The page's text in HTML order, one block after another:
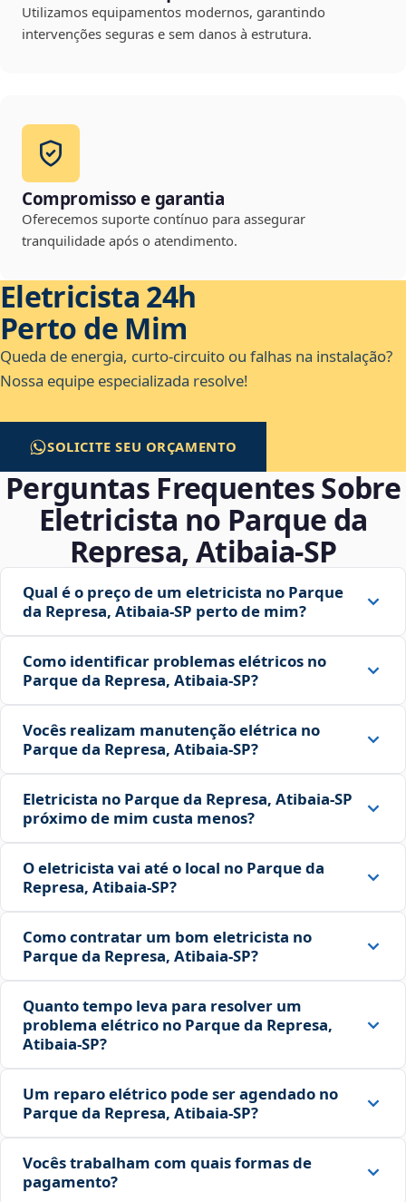
Utilizamos equipamentos modernos, garantindo
intervenções seguras e sem danos à estrutura.
Compromisso e garantia
Oferecemos suporte contínuo para assegurar
tranquilidade após o atendimento.
Eletricista 24h
Perto de Mim
Queda de energia, curto-circuito ou falhas na instalação?
Nossa equipe especializada resolve!
SOLICITE SEU ORÇAMENTO
Perguntas Frequentes Sobre
Eletricista no Parque da
Represa, Atibaia‑SP
Qual é o preço de um eletricista no Parque
da Represa, Atibaia‑SP perto de mim?
Como identificar problemas elétricos no
Parque da Represa, Atibaia‑SP?
Vocês realizam manutenção elétrica no
Parque da Represa, Atibaia‑SP?
Eletricista no Parque da Represa, Atibaia‑SP
próximo de mim custa menos?
O eletricista vai até o local no Parque da
Represa, Atibaia‑SP?
Como contratar um bom eletricista no
Parque da Represa, Atibaia‑SP?
Quanto tempo leva para resolver um
problema elétrico no Parque da Represa,
Atibaia‑SP?
Um reparo elétrico pode ser agendado no
Parque da Represa, Atibaia‑SP?
Vocês trabalham com quais formas de
pagamento?